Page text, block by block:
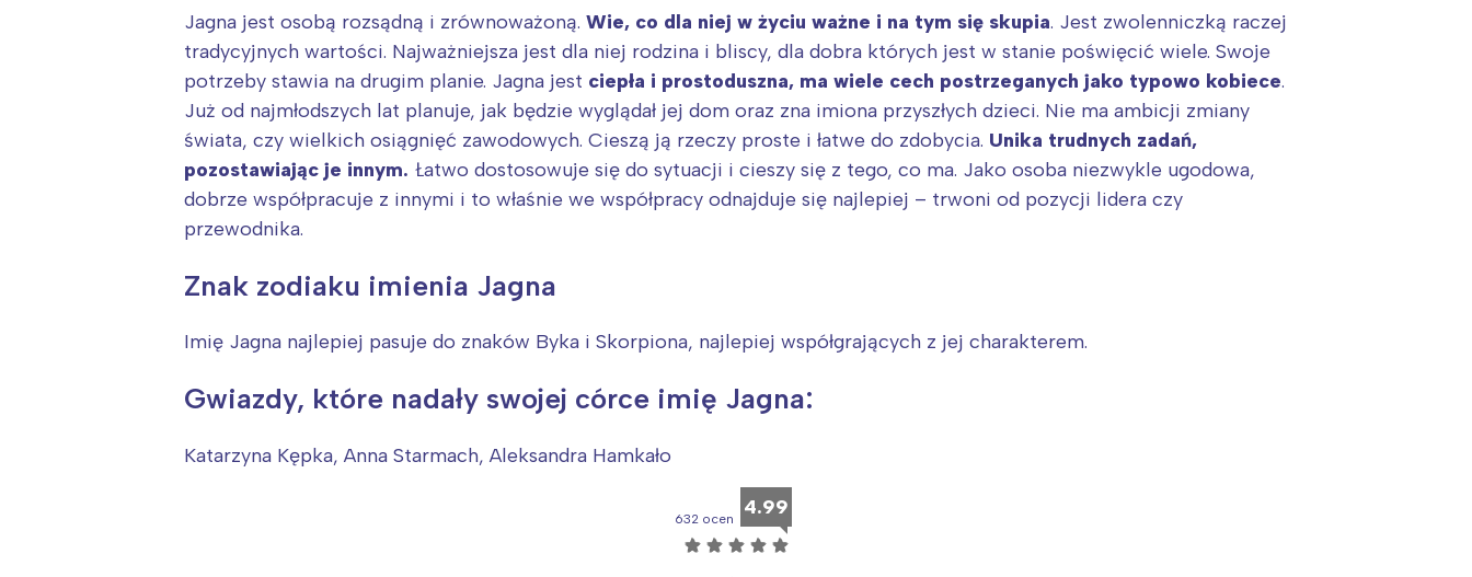
Jagna jest osobą rozsądną i zrównoważoną. Wie, co dla niej w życiu ważne i na tym się skupia. Jest zwolenniczką raczej
tradycyjnych wartości. Najważniejsza jest dla niej rodzina i bliscy, dla dobra których jest w stanie poświęcić wiele. Swoje
potrzeby stawia na drugim planie. Jagna jest ciepła i prostoduszna, ma wiele cech postrzeganych jako typowo kobiece.
Już od najmłodszych lat planuje, jak będzie wyglądał jej dom oraz zna imiona przyszłych dzieci. Nie ma ambicji zmiany
świata, czy wielkich osiągnięć zawodowych. Cieszą ją rzeczy proste i łatwe do zdobycia. Unika trudnych zadań,
pozostawiając je innym. Łatwo dostosowuje się do sytuacji i cieszy się z tego, co ma. Jako osoba niezwykle ugodowa,
dobrze współpracuje z innymi i to właśnie we współpracy odnajduje się najlepiej – trwoni od pozycji lidera czy
przewodnika.
Znak zodiaku imienia Jagna
Imię Jagna najlepiej pasuje do znaków Byka i Skorpiona, najlepiej współgrających z jej charakterem.
Gwiazdy, które nadały swojej córce imię Jagna:
Katarzyna Kępka, Anna Starmach, Aleksandra Hamkało
632 ocen 4.99
☆ ☆ ☆ ☆ ☆
Interesują mnie wydarzenia z tego regionu:
Warszawa
Łódź
Poznań
Wrocław
Śląsk
Kraków